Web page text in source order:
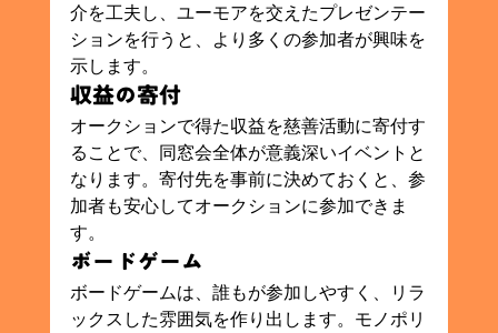
介を工夫し、ユーモアを交えたプレゼンテー
ションを行うと、より多くの参加者が興味を
示します。
収益の寄付
オークションで得た収益を慈善活動に寄付す
ることで、同窓会全体が意義深いイベントと
なります。寄付先を事前に決めておくと、参
加者も安心してオークションに参加できま
す。
ボードゲーム
ボードゲームは、誰もが参加しやすく、リラ
ックスした雰囲気を作り出します。モノポリ